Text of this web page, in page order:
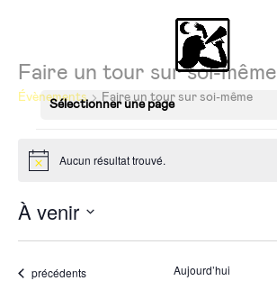
Sélectionner une page
Faire un tour sur soi-même
Évènements Faire un tour sur soi-même
Notice Aucun résultat trouvé.
À venir
date.Évènements
précédents Aujourd’hui